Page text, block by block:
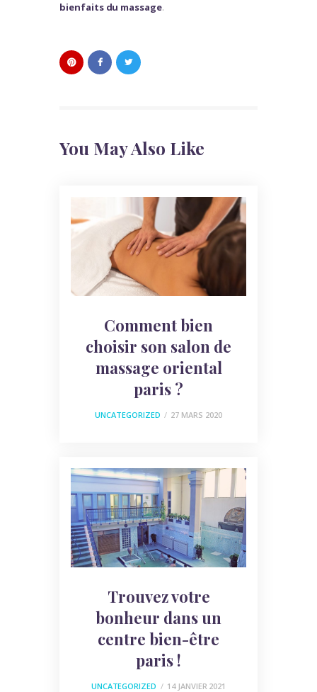
bienfaits du massage.
You May Also Like
Comment bien
choisir son salon de
massage oriental
paris ?
UNCATEGORIZED 27 MARS 2020
Trouvez votre
bonheur dans un
centre bien-être
paris !
UNCATEGORIZED 14 JANVIER 2021